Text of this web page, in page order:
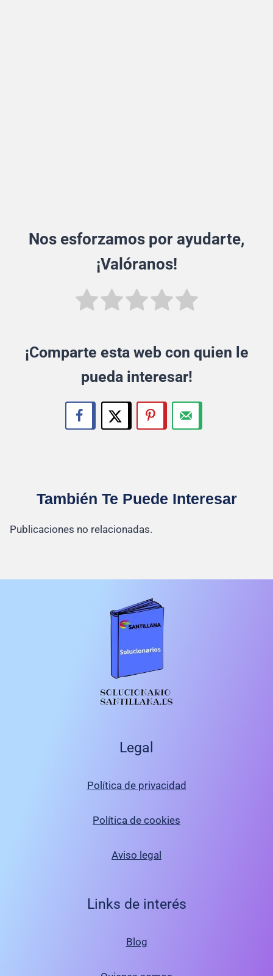
Nos esforzamos por ayudarte,
¡Valóranos!
¡Comparte esta web con quien le
pueda interesar!
También Te Puede Interesar
Publicaciones no relacionadas.
Legal
Política de privacidad
Política de cookies
Aviso legal
Links de interés
Blog